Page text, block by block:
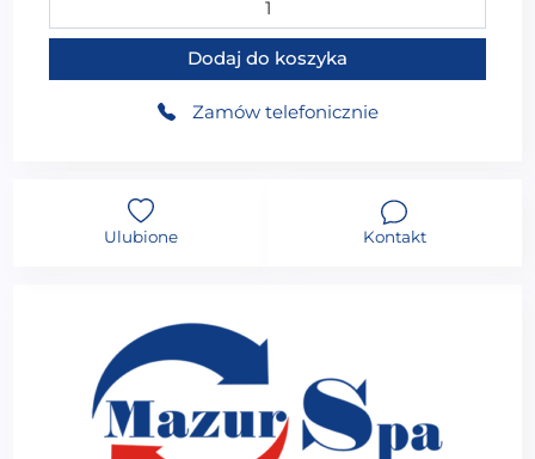
Dodaj do koszyka
Zamów telefonicznie
Ulubione Kontakt